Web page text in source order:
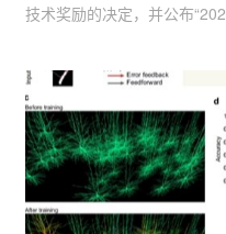
技术奖励的决定，并公布
授、高文院士牵头申报的“沉
目，荣获北京市科学技术进
突出贡献中关村奖、杰出青
然科学奖、技术发明奖、科
术...